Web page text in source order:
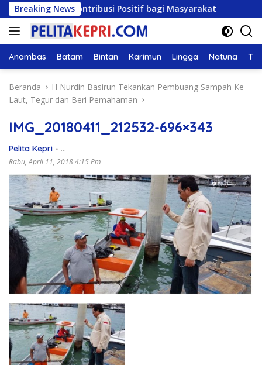
Langsung
ke
konten
Breaking News
dan Kontribusi Positif bagi Masyarakat
Anambas Batam Bintan Karimun Lingga Natuna
Beranda
H Nurdin Basirun Tekankan Pembuang Sampah Ke
Laut, Tegur dan Beri Pemahaman
IMG_20180411_212532-696×343
Pelita Kepri -
Berita terbaru,Pemprov Kepri
Rabu, April 11, 2018 4:15 Pm